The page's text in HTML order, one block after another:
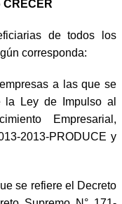
de todos los
corresponda:
a las que se
la Ley de Impulso al
Empresarial,
2013-PRODUCE y
se refiere el Decreto